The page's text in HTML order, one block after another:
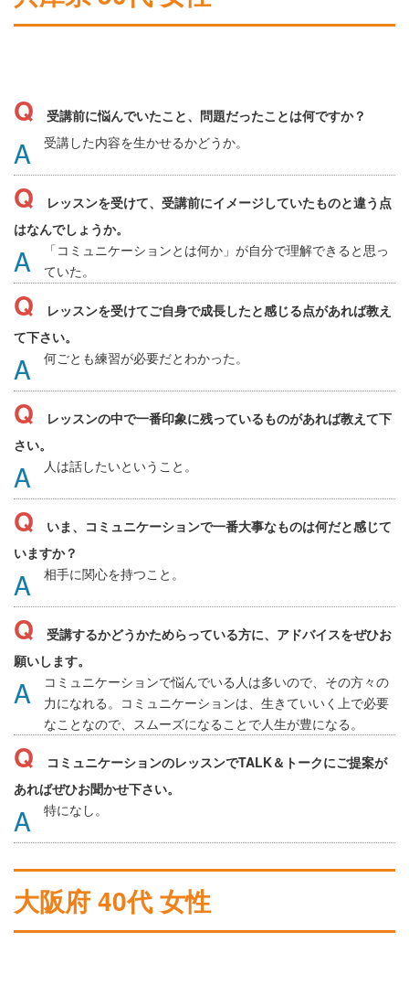
受講前に悩んでいたこと、問題だったことは何ですか？
受講した内容を生かせるかどうか。
レッスンを受けて、受講前にイメージしていたものと違う点
はなんでしょうか。
「コミュニケーションとは何か」が自分で理解できると思っ
ていた。
レッスンを受けてご自身で成長したと感じる点があれば教え
て下さい。
何ごとも練習が必要だとわかった。
レッスンの中で一番印象に残っているものがあれば教えて下
さい。
人は話したいということ。
いま、コミュニケーションで一番大事なものは何だと感じて
いますか？
相手に関心を持つこと。
受講するかどうかためらっている方に、アドバイスをぜひお
願いします。
コミュニケーションで悩んでいる人は多いので、その方々の
力になれる。コミュニケーションは、生きていいく上で必要
なことなので、スムーズになることで人生が豊になる。
コミュニケーションのレッスンでTALK＆トークにご提案が
あればぜひお聞かせ下さい。
特になし。
大阪府 40代 女性